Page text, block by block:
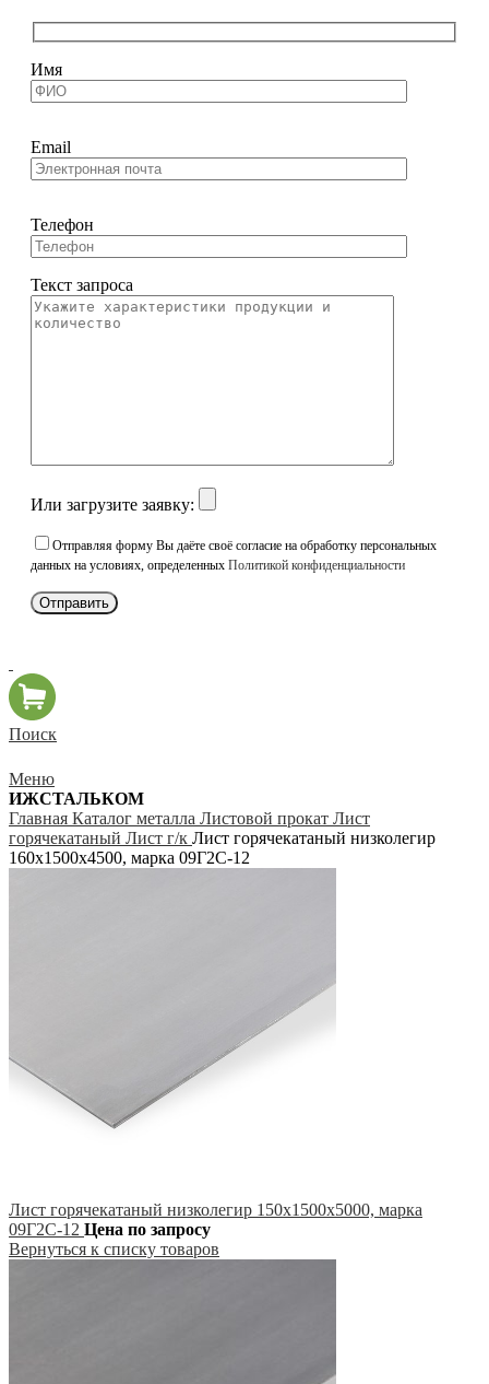
Имя
Email
Телефон
Текст запроса
Или загрузите заявку:
Отправляя форму Вы даёте своё согласие на обработку персональных
данных на условиях, определенных Политикой конфиденциальности
Поиск
Меню
ИЖСТАЛЬКОМ
Главная Каталог металла Листовой прокат Лист
горячекатаный Лист г/к Лист горячекатаный низколегир
160х1500х4500, марка 09Г2С-12
Лист горячекатаный низколегир 150х1500х5000, марка
09Г2С-12 Цена по запросу
Вернуться к списку товаров